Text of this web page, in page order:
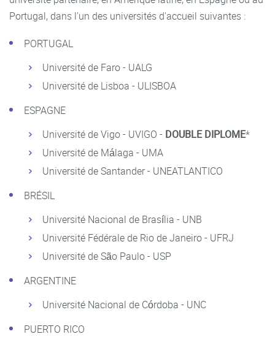
Portugal, dans l'un des universités d'accueil suivantes :
PORTUGAL
Université de Faro - UALG
Université de Lisboa - ULISBOA
ESPAGNE
Université de Vigo - UVIGO - DOUBLE DIPLOME*
Université de Málaga - UMA
Université de Santander - UNEATLANTICO
BRÉSIL
Université Nacional de Brasília - UNB
Université Fédérale de Rio de Janeiro - UFRJ
Université de São Paulo - USP
ARGENTINE
Université Nacional de Córdoba - UNC
PUERTO RICO